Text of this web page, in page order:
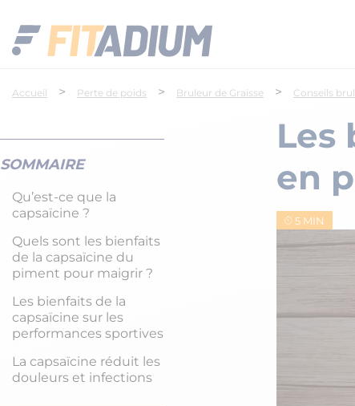
Accueil > Perte de poids > Bruleur de Graisse > Conseils
SOMMAIRE
Qu’est-ce que la
capsaïcine ?
Quels sont les bienfaits
de la capsaïcine du
piment pour maigrir ?
Les bienfaits de la
capsaïcine sur les
performances sportives
La capsaïcine réduit les
douleurs et infections
Les
en
5 MIN